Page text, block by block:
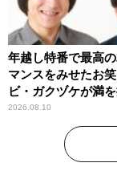
年越し特番で最高
マンスをみせたお
ビ・ガクヅケが満
『オールナイトニッ
0(ZERO)』に登場！
2026.08.10